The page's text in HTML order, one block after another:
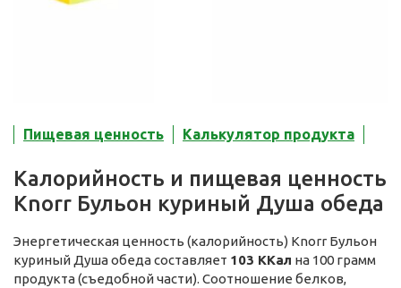
Пищевая ценность Калькулятор продукта
Калорийность и пищевая ценность
Knorr Бульон куриный Душа обеда
Энергетическая ценность (калорийность) Knorr Бульон
куриный Душа обеда составляет 103 ККал на 100 грамм
продукта (съедобной части). Соотношение белков,